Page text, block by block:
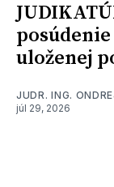
uloženej
JUDR. ING.
júl 29, 2026